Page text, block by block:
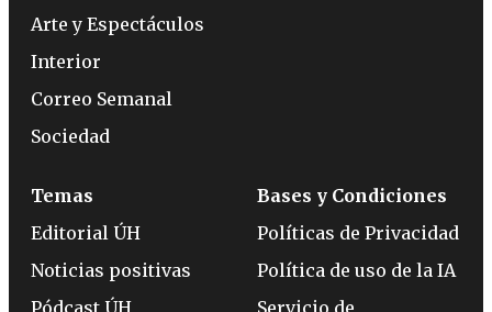
Arte y Espectáculos
Interior
Correo Semanal
Sociedad
Temas
Editorial ÚH
Noticias positivas
Bases y Condiciones
Políticas de Privacidad
Política de uso de la IA